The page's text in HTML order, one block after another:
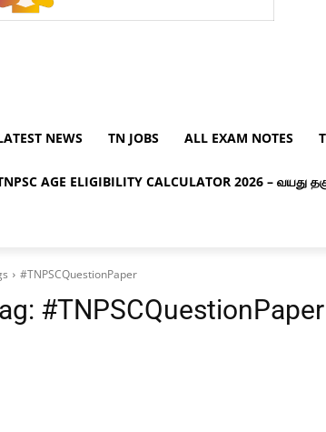
NEWS TN JOBS ALL EXAM NOTES
AGE ELIGIBILITY CALCULATOR 2026 – வயது
#TNPSCQuestionPaper
#TNPSCQuestionPaper